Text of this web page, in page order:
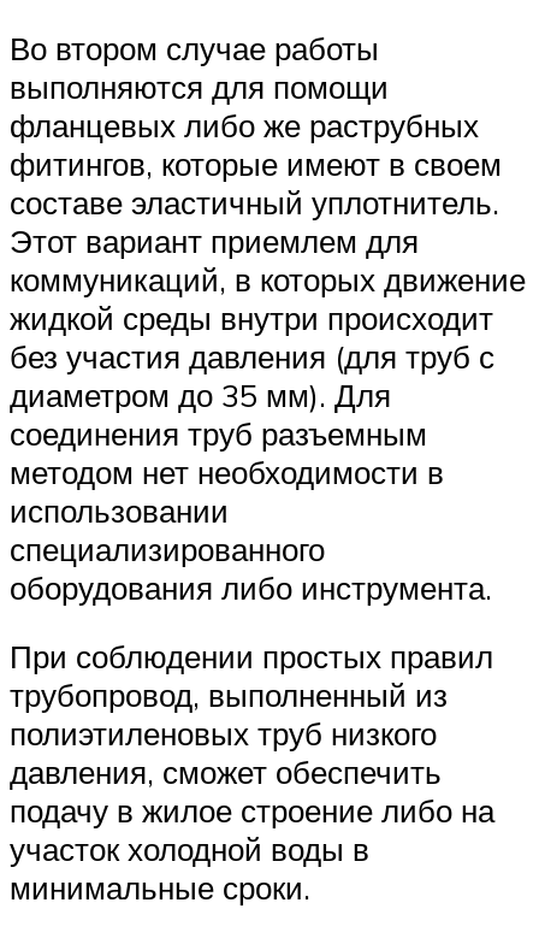
Во втором случае работы
выполняются для помощи
фланцевых либо же раструбных
фитингов, которые имеют в своем
составе эластичный уплотнитель.
Этот вариант приемлем для
коммуникаций, в которых движение
жидкой среды внутри происходит
без участия давления (для труб с
диаметром до 35 мм). Для
соединения труб разъемным
методом нет необходимости в
использовании
специализированного
оборудования либо инструмента.
При соблюдении простых правил
трубопровод, выполненный из
полиэтиленовых труб низкого
давления, сможет обеспечить
подачу в жилое строение либо на
участок холодной воды в
минимальные сроки.